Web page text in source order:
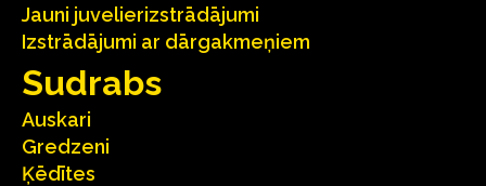
Jauni juvelierizstrādājumi
Izstrādājumi ar dārgakmeņiem
Sudrabs
Auskari
Gredzeni
Ķēdītes